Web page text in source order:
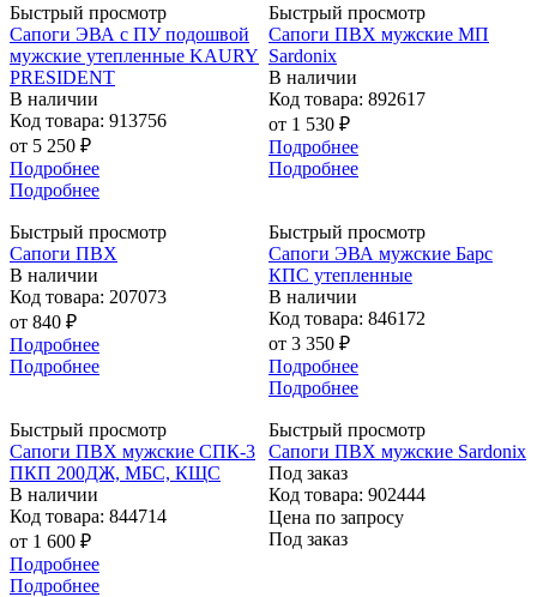
Быстрый просмотр
Сапоги ЭВА с ПУ подошвой
мужские утепленные KAURY
PRESIDENT
В наличии
Код товара: 913756
от 5 250 ₽
Подробнее
Подробнее
Быстрый просмотр
Сапоги ПВХ мужские МП
Sardonix
В наличии
Код товара: 892617
от 1 530 ₽
Подробнее
Подробнее
Быстрый просмотр
Сапоги ПВХ
В наличии
Код товара: 207073
от 840 ₽
Подробнее
Подробнее
Быстрый просмотр
Сапоги ЭВА мужские Барс
КПС утепленные
В наличии
Код товара: 846172
от 3 350 ₽
Подробнее
Подробнее
Быстрый просмотр
Сапоги ПВХ мужские СПК-3
ПКП 200ДЖ, МБС, КЩС
В наличии
Код товара: 844714
от 1 600 ₽
Подробнее
Подробнее
Быстрый просмотр
Сапоги ПВХ мужские Sardonix
Под заказ
Код товара: 902444
Цена по запросу
Под заказ